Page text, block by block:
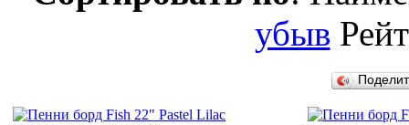
убыв